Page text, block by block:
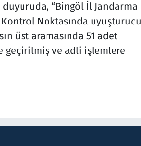
duyuruda, “Bingöl İl Jandarma
Kontrol Noktasında uyuşturucu
üst aramasında 51 adet
geçirilmiş ve adli işlemlere